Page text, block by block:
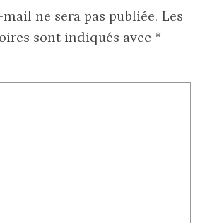
ne sera pas publiée. Les
sont indiqués avec *